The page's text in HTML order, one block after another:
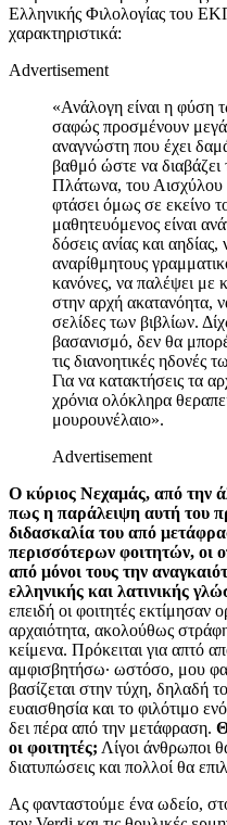
Ελληνικής Φιλολογίας του
χαρακτηριστικά:
Advertisement
«Ανάλογη είναι η φύση
σαφώς προσμένουν
αναγνώστη που έχει
βαθμό ώστε να
Πλάτωνα, του Αισχύλου
φτάσει όμως σε εκείνο
μαθητευόμενος είναι
δόσεις ανίας και
αναρίθμητους
κανόνες, να παλέψει με
στην αρχή ακατανόητα,
σελίδες των βιβλίων.
βασανισμό, δεν θα
τις διανοητικές ηδονές
Για να κατακτήσεις τα
χρόνια ολόκληρα
μουρουνέλαιο».
Advertisement
Ο κύριος Νεχαμάς, από την
πως η παράλειψη αυτή του
διδασκαλία του από
περισσότερων φοιτητών, οι
από μόνοι τους την
ελληνικής και λατινικής
επειδή οι φοιτητές εκτίμησαν
αρχαιότητα, ακολούθως
κείμενα. Πρόκειται για απτό
αμφισβητήσω· ωστόσο, μου
βασίζεται στην τύχη, δηλαδή
ευαισθησία και το φιλότιμο
δει πέρα από την μετάφραση.
οι φοιτητές; Λίγοι άνθρωποι
διατυπώσεις και πολλοί θα
Ας φανταστούμε ένα ωδείο,